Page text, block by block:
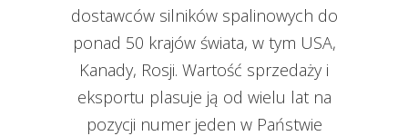
dostawców silników spalinowych do
ponad 50 krajów świata, w tym USA,
Kanady, Rosji. Wartość sprzedaży i
eksportu plasuje ją od wielu lat na
pozycji numer jeden w Państwie